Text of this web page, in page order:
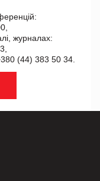
журналах:
(44) 383 50 34.